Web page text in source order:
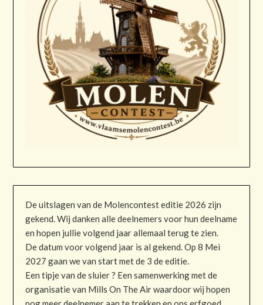
De uitslagen van de Molencontest editie 2026 zijn
gekend. Wij danken alle deelnemers voor hun deelname
en hopen jullie volgend jaar allemaal terug te zien.
De datum voor volgend jaar is al gekend. Op 8 Mei
2027 gaan we van start met de 3 de editie.
Een tipje van de sluier ? Een samenwerking met de
organisatie van Mills On The Air waardoor wij hopen